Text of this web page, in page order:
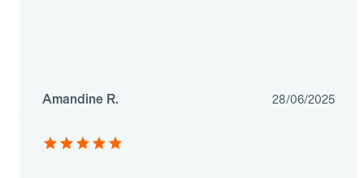
Amandine R. 28/06/2025